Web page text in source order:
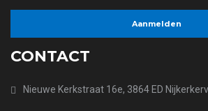
CONTACT
Nieuwe Kerkstraat 16e, 3864 ED